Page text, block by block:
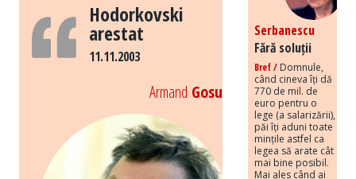
Hodorkovski
arestat
11.11.2003
Armand Gosu
Serbanescu
Fără soluții
Bref / Domnule,
când cineva îți dă
770 de mil. de
euro pentru o
lege (a salarizării),
păi îți aduni toate
mințile astfel ca
legea să arate cât
mai bine posibil.
Mai ales când ai